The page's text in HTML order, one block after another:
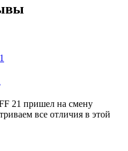
21 пришел на смену
все отличия в этой